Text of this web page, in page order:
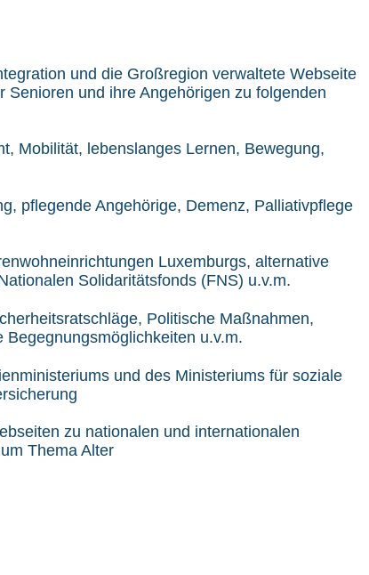
und die Großregion verwaltete Webseite
und ihre Angehörigen zu folgenden
Mobilität, lebenslanges Lernen, Bewegung,
pflegende Angehörige, Demenz, Palliativpflege
Luxemburgs, alternative
Solidaritätsfonds (FNS) u.v.m.
Politische Maßnahmen,
u.v.m.
und des Ministeriums für soziale
zu nationalen und internationalen
Thema Alter